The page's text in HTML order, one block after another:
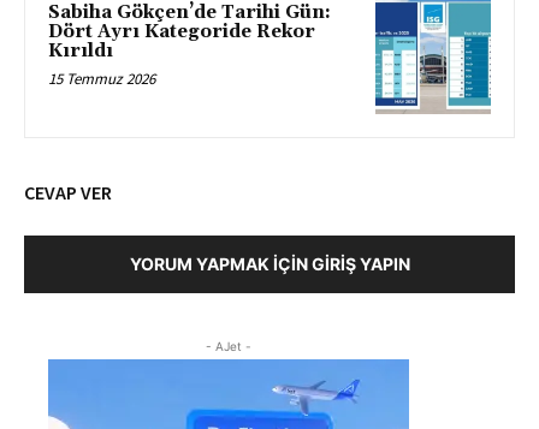
Sabiha Gökçen’de Tarihi Gün:
Dört Ayrı Kategoride Rekor
Kırıldı
15 Temmuz 2026
CEVAP VER
YORUM YAPMAK İÇIN GIRIŞ YAPIN
- AJet -